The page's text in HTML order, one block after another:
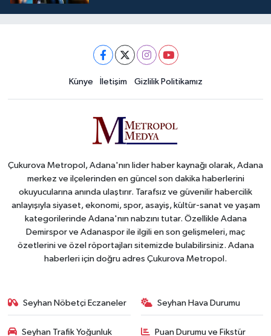
Künye İletişim Gizlilik Politikamız
Çukurova Metropol, Adana'nın lider haber kaynağı olarak, Adana
merkez ve ilçelerinden en güncel son dakika haberlerini
okuyucularına anında ulaştırır. Tarafsız ve güvenilir habercilik
anlayışıyla siyaset, ekonomi, spor, asayiş, kültür-sanat ve yaşam
kategorilerinde Adana'nın nabzını tutar. Özellikle Adana
Demirspor ve Adanaspor ile ilgili en son gelişmeleri, maç
özetlerini ve özel röportajları sitemizde bulabilirsiniz. Adana
haberleri için doğru adres Çukurova Metropol.
Seyhan Nöbetçi Eczaneler Seyhan Hava Durumu
Seyhan Trafik Yoğunluk Puan Durumu ve Fikstür